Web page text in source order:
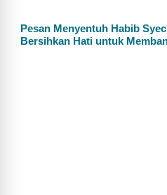
Pesan Menyentuh Habib
Bersihkan Hati untuk